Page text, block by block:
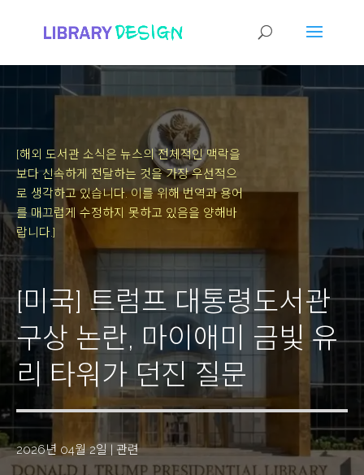
[해외 도서관 소식은 뉴스의 전체적인 맥락을
보다 신속하게 전달하는 것을 가장 우선적으
로 생각하고 있습니다.이를 위해 번역과 용어
를 매끄럽게 수정하지 못하고 있음을 양해바
랍니다.]
[미국] 트럼프 대통령도서관
구상 논란, 마이애미 금빛 유
리 타워가 던진 질문
2026년 04월 2일 | 관련